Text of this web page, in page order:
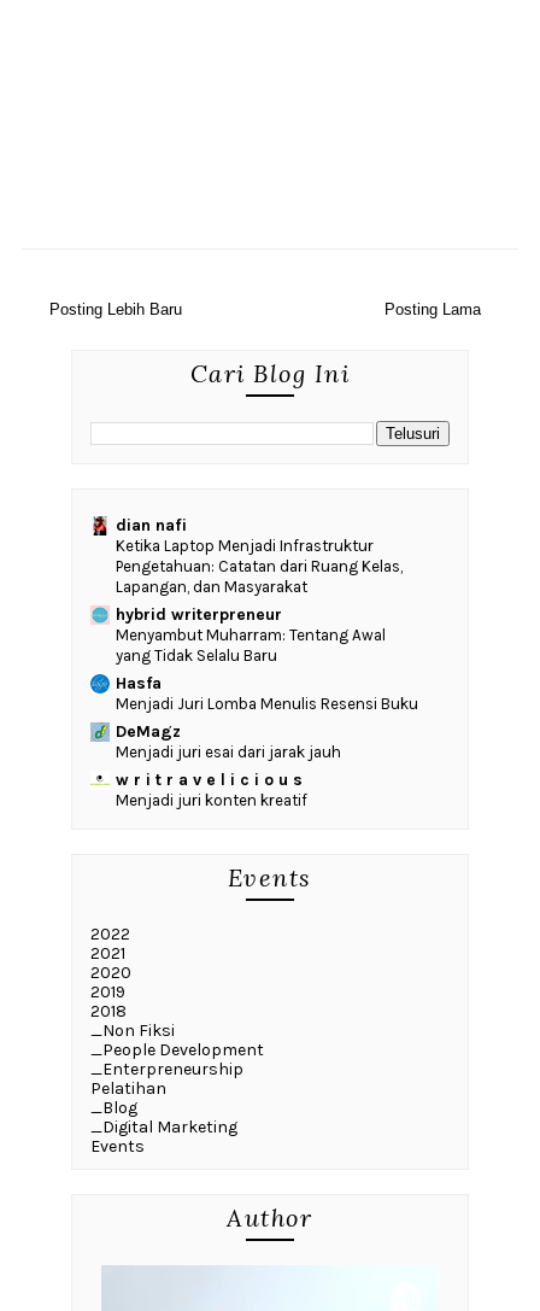
Posting Lebih Baru Posting Lama
Cari Blog Ini
dian nafi
Ketika Laptop Menjadi Infrastruktur
Pengetahuan: Catatan dari Ruang Kelas,
Lapangan, dan Masyarakat
hybrid writerpreneur
Menyambut Muharram: Tentang Awal
yang Tidak Selalu Baru
Hasfa
Menjadi Juri Lomba Menulis Resensi Buku
DeMagz
Menjadi juri esai dari jarak jauh
w r i t r a v e l i c i o u s
Menjadi juri konten kreatif
Events
2022
2021
2020
2019
2018
_Non Fiksi
_People Development
_Enterpreneurship
Pelatihan
_Blog
_Digital Marketing
Events
Author